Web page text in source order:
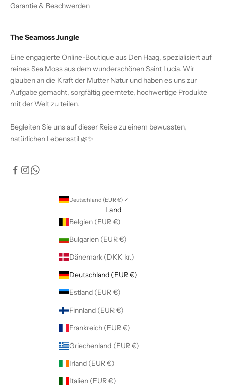
Garantie & Beschwerden
The Seamoss Jungle
Eine engagierte Online-Boutique aus Den Haag, spezialisiert auf
reines Sea Moss aus dem wunderschönen Saint Lucia. Wir
glauben an die Kraft der Mutter Natur und haben es uns zur
Aufgabe gemacht, sorgfältig geerntete, hochwertige Produkte
mit der Welt zu teilen.
Begleiten Sie uns auf dieser Reise zu einem bewussten,
natürlichen Lebensstil 🌿✨
Deutschland (EUR €)
Land
Belgien (EUR €)
Bulgarien (EUR €)
Dänemark (DKK kr.)
Deutschland (EUR €)
Estland (EUR €)
Finnland (EUR €)
Frankreich (EUR €)
Griechenland (EUR €)
Irland (EUR €)
Italien (EUR €)